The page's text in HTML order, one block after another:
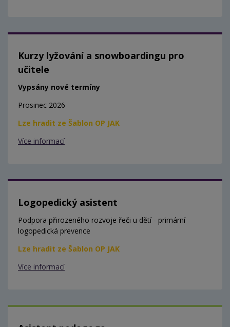
Kurzy lyžování a snowboardingu pro
učitele
Vypsány nové termíny
Prosinec 2026
Lze hradit ze Šablon OP JAK
Více informací
Logopedický asistent
Podpora přirozeného rozvoje řeči u dětí - primární
logopedická prevence
Lze hradit ze Šablon OP JAK
Více informací